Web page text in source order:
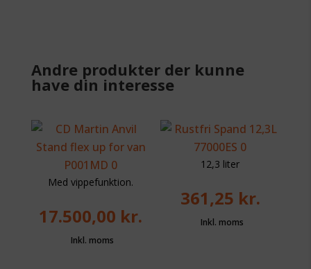
Andre produkter der kunne
have din interesse
Med vippefunktion.
17.500,00 kr.
12,3 liter
361,25 kr.